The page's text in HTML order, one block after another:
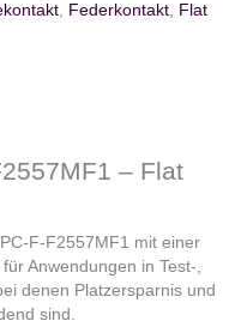
, Federkontakt, Flat
– Flat
F-F2557MF1 mit einer
Anwendungen in Test-,
denen Platzersparnis und
sind.